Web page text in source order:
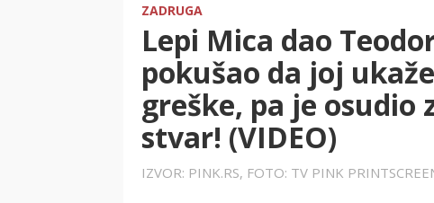
ZADRUGA
Lepi Mica dao
pokušao da joj
greške, pa je osudio
stvar! (VIDEO)
IZVOR: PINK.RS, FOTO: TV PINK